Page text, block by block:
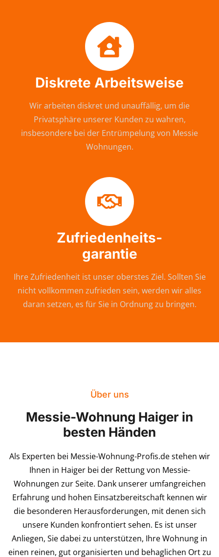
Diskrete Arbeitsweise
Wir arbeiten diskret und unauffällig, um die
Privatsphäre unserer Kunden zu wahren,
insbesondere bei der Entrümpelung von Messie
Wohnungen.
Zufriedenheits-
garantie
Ihre Zufriedenheit ist unser oberstes Ziel. Sollten Sie
nicht vollkommen zufrieden sein, werden wir alles
daran setzen, es für Sie in Ordnung zu bringen.
Über uns
Messie-Wohnung Haiger in
besten Händen
Als Experten bei Messie-Wohnung-Profis.de stehen wir
Ihnen in Haiger bei der Rettung von Messie-
Wohnungen zur Seite. Dank unserer umfangreichen
Erfahrung und hohen Einsatzbereitschaft kennen wir
die besonderen Herausforderungen, mit denen sich
unsere Kunden konfrontiert sehen. Es ist unser
Anliegen, Sie dabei zu unterstützen, Ihre Wohnung in
einen reinen, gut organisierten und behaglichen Ort zu